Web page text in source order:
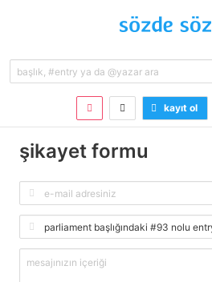
kayıt ol
şikayet formu